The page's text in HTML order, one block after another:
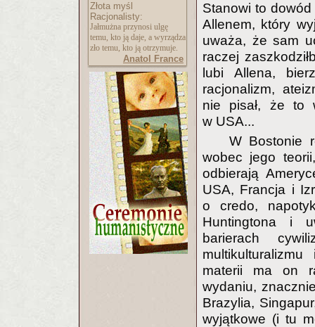
Złota myśl
Racjonalisty:
Jałmużna przynosi ulgę
temu, kto ją daje, a wyrządza
zło temu, kto ją otrzymuje.
Anatol France
Stanowi to
Allenem, który
uważa, że sam
raczej
lubi Allena,
racjonalizm,
nie pisał, że to
w USA...
W Bostonie
wobec jego
odbierają
USA, Francja i
o credo,
Huntingtona i
barierach
materii ma on
wydaniu,
Brazylia,
wyjątkowe (i tu